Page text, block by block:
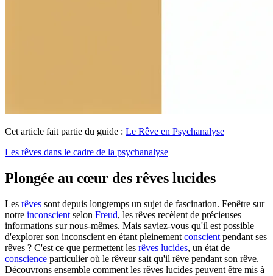
Cet article fait partie du guide : Le Rêve en Psychanalyse
Les rêves dans le cadre de la psychanalyse
Plongée au cœur des rêves lucides
Les rêves sont depuis longtemps un sujet de fascination. Fenêtre sur
notre inconscient selon Freud, les rêves recèlent de précieuses
informations sur nous-mêmes. Mais saviez-vous qu'il est possible
d'explorer son inconscient en étant pleinement conscient pendant ses
rêves ? C'est ce que permettent les rêves lucides, un état de
conscience particulier où le rêveur sait qu'il rêve pendant son rêve.
Découvrons ensemble comment les rêves lucides peuvent être mis à